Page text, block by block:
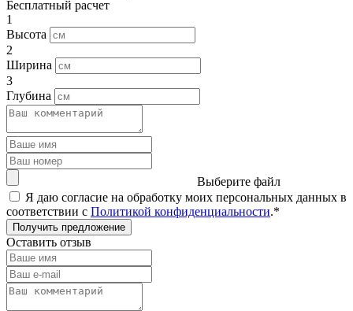
Бесплатный расчет
1
Высота
2
Ширина
3
Глубина
Выберите файл
Я даю согласие на обработку моих персональных данных в
соответствии с Политикой конфиденциальности.*
Получить предложение
Оставить отзыв